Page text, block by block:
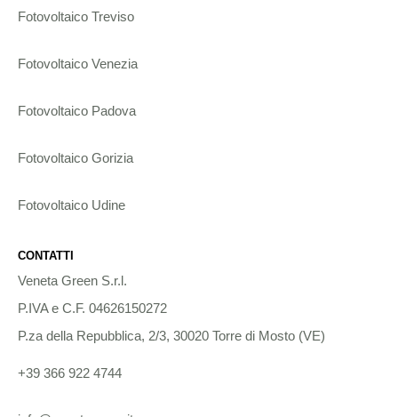
Fotovoltaico Treviso
Fotovoltaico Venezia
Fotovoltaico Padova
Fotovoltaico Gorizia
Fotovoltaico Udine
CONTATTI
Veneta Green S.r.l.
P.IVA e C.F. 04626150272
P.za della Repubblica, 2/3, 30020 Torre di Mosto (VE)
+39 366 922 4744